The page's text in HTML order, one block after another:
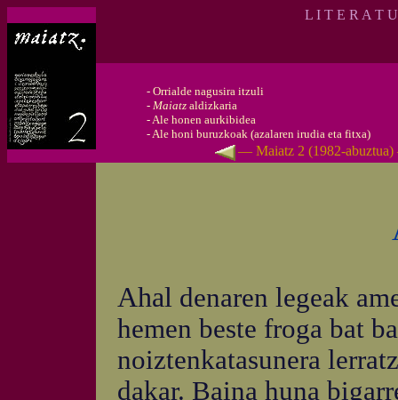
L I T E R A T
- Orrialde nagusira itzuli
- Maiatz aldizkaria
-Ale honen aurkibidea
-Ale honi buruzkoak (azalaren irudia eta fitxa)
— Maiatz 2 (1982-
Ahal denaren legeak
hemen beste froga bat
noiztenkatasunera
dakar. Baina huna